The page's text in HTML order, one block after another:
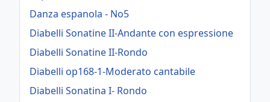
Danza espanola - No5
Diabelli Sonatine II-Andante con espressione
Diabelli Sonatine II-Rondo
Diabelli op168-1-Moderato cantabile
Diabelli Sonatina I- Rondo